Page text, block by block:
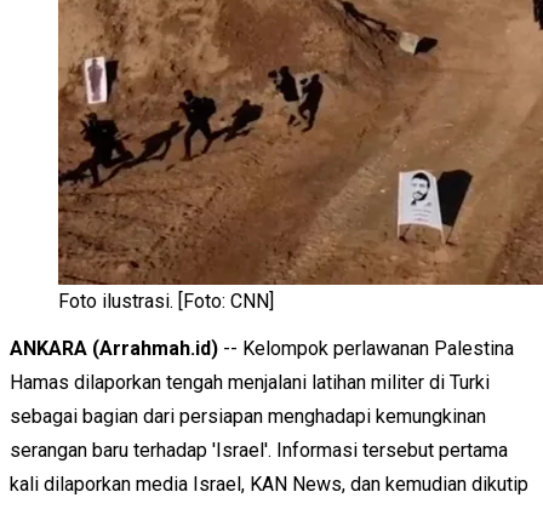
Foto ilustrasi. [Foto: CNN]
ANKARA (Arrahmah.id) -- Kelompok perlawanan Palestina
Hamas dilaporkan tengah menjalani latihan militer di Turki
sebagai bagian dari persiapan menghadapi kemungkinan
serangan baru terhadap 'Israel'. Informasi tersebut pertama
kali dilaporkan media Israel, KAN News, dan kemudian dikutip